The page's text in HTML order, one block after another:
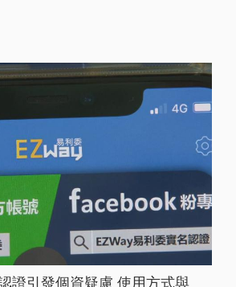
證引發個資疑慮 使用方式與